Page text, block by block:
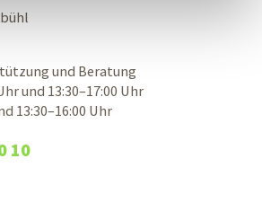
und Beratung
und 13:30–17:00 Uhr
13:30–16:00 Uhr
10